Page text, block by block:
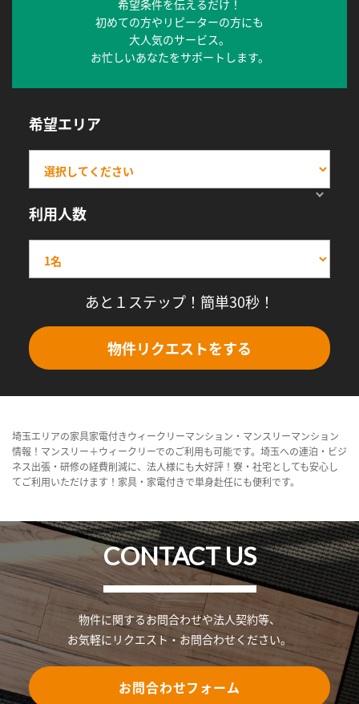
希望条件を伝えるだけ！
初めての方やリピーターの方にも
大人気のサービス。
お忙しいあなたをサポートします。
希望エリア
利用人数
あと１ステップ！簡単30秒！
物件リクエストをする
埼玉エリアの家具家電付きウィークリーマンション・マンスリーマンション
情報！マンスリー＋ウィークリーでのご利用も可能です。埼玉への連泊・ビジ
ネス出張・研修の経費削減に、法人様にも大好評！寮・社宅としても安心し
てご利用いただけます！家具・家電付きで単身赴任にも便利です。
CONTACT US
物件に関するお問合わせや法人契約等、
お気軽にリクエスト・お問合わせください。
お問合わせフォーム